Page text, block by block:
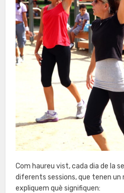
Com haureu vist, cada dia de la
diferents sessions, que tenen
expliquem què signifiquen: